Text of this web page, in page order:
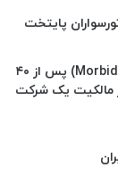
پایتخت
برند قدیمی موربیدلی (Morbidelli) پس از ۴۰
مالکیت یک شرکت